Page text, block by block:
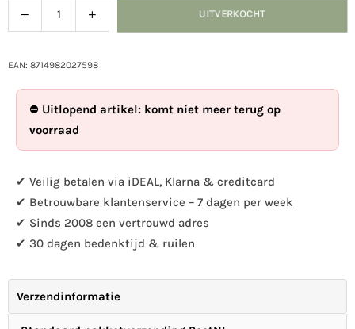
Hoeveelheid
Verlaag
de
voor
Verhoog
de
voor
UITVERKOCHT
EAN: 8714982027598
⛔ Uitlopend artikel: komt niet meer terug op
voorraad
✔ Veilig betalen via iDEAL, Klarna & creditcard
✔ Betrouwbare klantenservice – 7 dagen per week
✔ Sinds 2008 een vertrouwd adres
✔ 30 dagen bedenktijd & ruilen
Verzendinformatie